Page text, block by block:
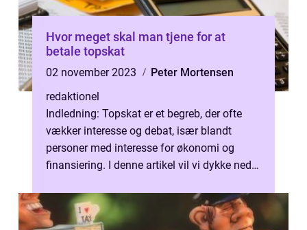
Hvor meget skal man tjene for at
betale topskat
02 november 2023
Peter Mortensen
redaktionel
Indledning: Topskat er et begreb, der ofte
vækker interesse og debat, især blandt
personer med interesse for økonomi og
finansiering. I denne artikel vil vi dykke ned i